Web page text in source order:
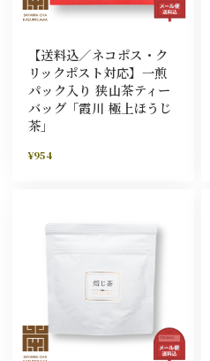
【送料込／ネコポス・ク
リックポスト対応】一煎
パック入り 狭山茶ティー
バッグ「霞川 極上ほうじ
茶」
¥954